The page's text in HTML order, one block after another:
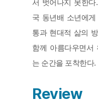
서 벗어나지 못한
국 동년배 소년에
통과 현대적 삶의
함께 아름다우면서
는 순간을 포착한다.
Review